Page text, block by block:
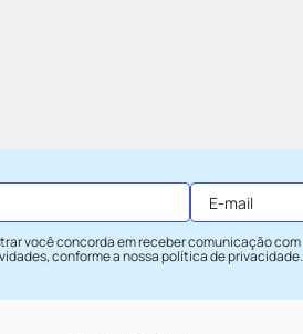
você concorda em receber comunicação com
conforme a nossapolítica de privacidade.